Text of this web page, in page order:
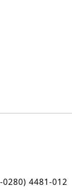
0280) 4481-012